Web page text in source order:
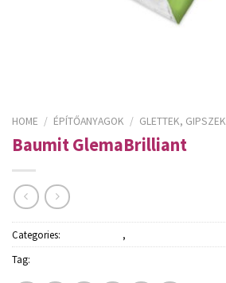
HOME / ÉPÍTŐANYAGOK / GLETTEK, GIPSZEK
Baumit GlemaBrilliant
Categories: ,
Tag: